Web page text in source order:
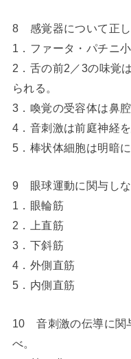
8 感覚器について正し
1．ファータ・パチニ
2．舌の前2／3の味覚
られる。
3．喚覚の受容体は鼻
4．音刺激は前庭神経
5．棒状体細胞は明暗に
9 眼球運動に関与しな
1．眼輪筋
2．上直筋
3．下斜筋
4．外側直筋
5．内側直筋
10 音刺激の伝導に関
べ。